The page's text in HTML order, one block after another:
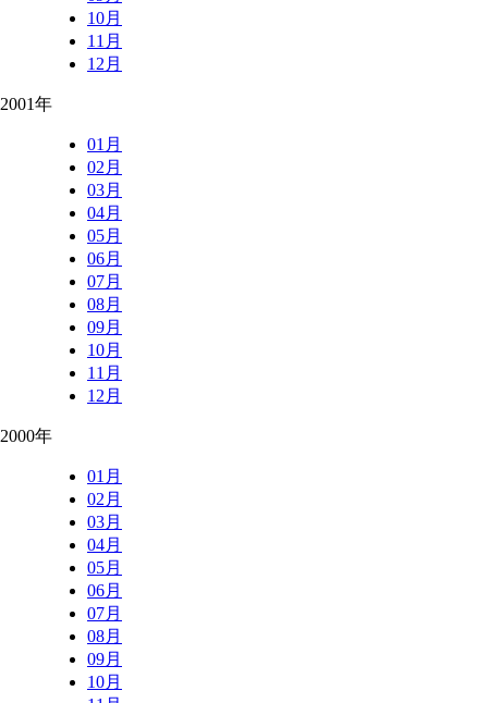
10月
11月
12月
2001年
01月
02月
03月
04月
05月
06月
07月
08月
09月
10月
11月
12月
2000年
01月
02月
03月
04月
05月
06月
07月
08月
09月
10月